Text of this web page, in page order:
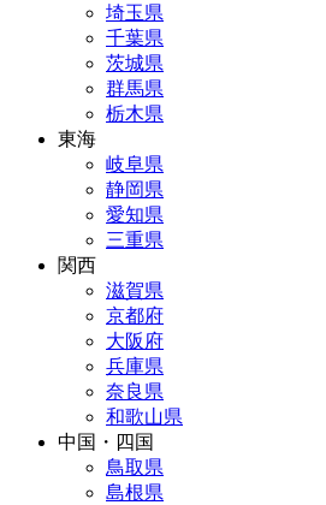
埼玉県
千葉県
茨城県
群馬県
栃木県
東海
岐阜県
静岡県
愛知県
三重県
関西
滋賀県
京都府
大阪府
兵庫県
奈良県
和歌山県
中国・四国
鳥取県
島根県